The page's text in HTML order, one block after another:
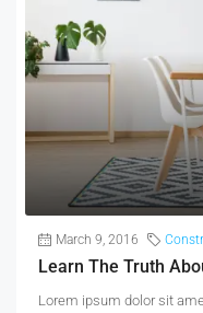
March 9, 2016
Learn The Truth
Lorem ipsum dolor sit